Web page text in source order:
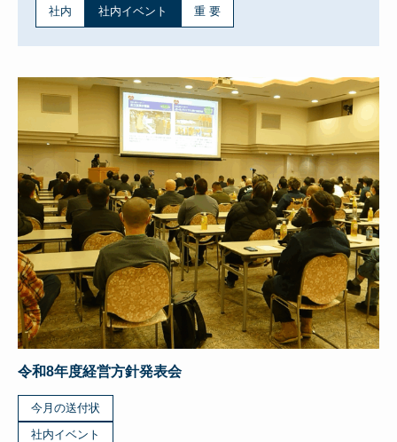
社内 社内イベント 重 要
令和8年度経営方針発表会
今月の送付状
社内イベント